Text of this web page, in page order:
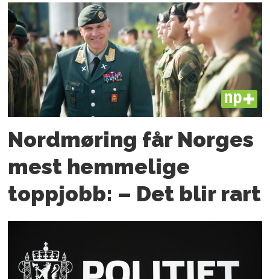
PLUS
Nordmøring får Norges
mest hemmelige
toppjobb: – Det blir rart